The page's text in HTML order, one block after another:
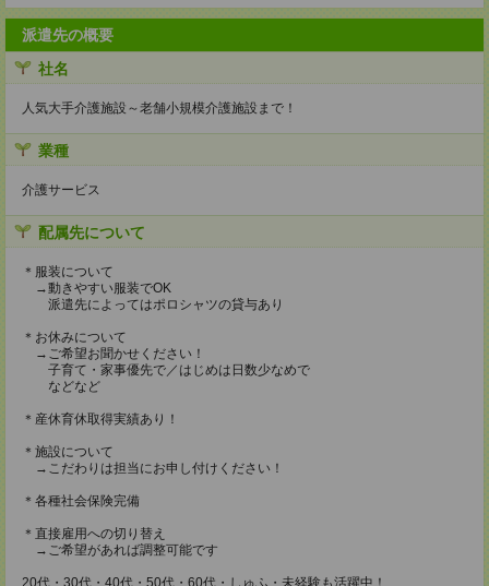
派遣先の概要
社名
人気大手介護施設～老舗小規模介護施設まで！
業種
介護サービス
配属先について
＊服装について
→動きやすい服装でOK
派遣先によってはポロシャツの貸与あり
＊お休みについて
→ご希望お聞かせください！
子育て・家事優先で／はじめは日数少なめで
などなど
＊産休育休取得実績あり！
＊施設について
→こだわりは担当にお申し付けください！
＊各種社会保険完備
＊直接雇用への切り替え
→ご希望があれば調整可能です
20代・30代・40代・50代・60代・しゅふ・未経験も活躍中！